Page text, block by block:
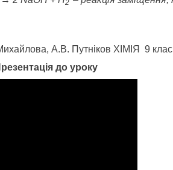
2
А.В. Путніков ХІМІЯ 9
до уроку